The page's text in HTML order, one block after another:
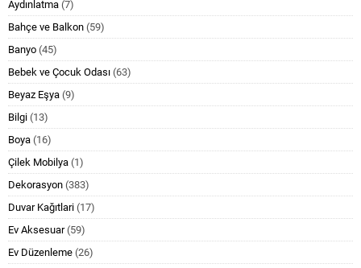
Aydınlatma (7)
Bahçe ve Balkon (59)
Banyo (45)
Bebek ve Çocuk Odası (63)
Beyaz Eşya (9)
Bilgi (13)
Boya (16)
Çilek Mobilya (1)
Dekorasyon (383)
Duvar Kağıtlari (17)
Ev Aksesuar(59)
Ev Düzenleme (26)